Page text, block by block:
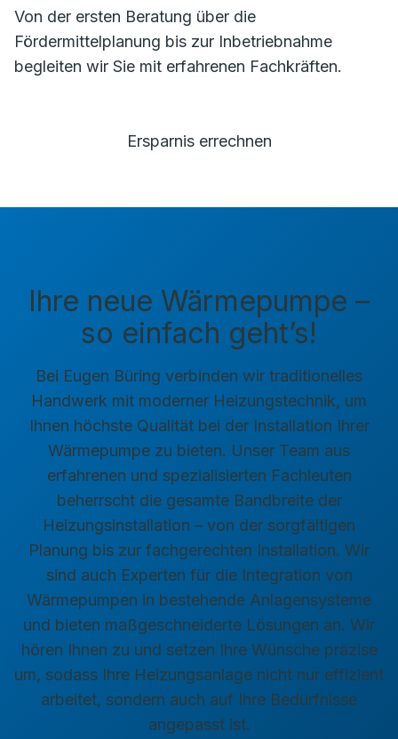
Von der ersten Beratung über die
Fördermittelplanung bis zur Inbetriebnahme
begleiten wir Sie mit erfahrenen Fachkräften.
Ersparnis errechnen
Ihre neue Wärmepumpe –
so einfach geht’s!
Bei Eugen Büring verbinden wir traditionelles
Handwerk mit moderner Heizungstechnik, um
Ihnen höchste Qualität bei der Installation Ihrer
Wärmepumpe zu bieten. Unser Team aus
erfahrenen und spezialisierten Fachleuten
beherrscht die gesamte Bandbreite der
Heizungsinstallation – von der sorgfältigen
Planung bis zur fachgerechten Installation. Wir
sind auch Experten für die Integration von
Wärmepumpen in bestehende Anlagensysteme
und bieten maßgeschneiderte Lösungen an. Wir
hören Ihnen zu und setzen Ihre Wünsche präzise
um, sodass Ihre Heizungsanlage nicht nur effizient
arbeitet, sondern auch auf Ihre Bedürfnisse
angepasst ist.